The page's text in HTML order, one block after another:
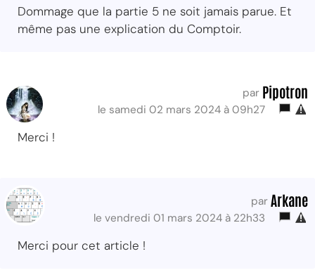
Dommage que la partie 5 ne soit jamais parue. Et
même pas une explication du Comptoir.
par Pipotron
le samedi 02 mars 2024 à 09h27
Merci !
par Arkane
le vendredi 01 mars 2024 à 22h33
Merci pour cet article !